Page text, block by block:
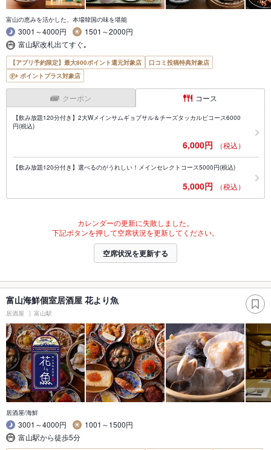
富山の恵みを活かした、本場韓国の味を堪能
3001～4000円
1501～2000円
富山駅改札出てすぐ｡
【アプリ予約限定】最大800ポイント還元対象店
口コミ投稿特典対象店
ポイントプラス対象店
クーポン コース
【飲み放題120分付き】2大Wメインサムギョプサル＆チーズタッカルビコース6000
円(税込)
6,000円 （税込）
【飲み放題120分付き】選べるのがうれしい！メインセレクトコース5000円(税込)
5,000円 （税込）
カレンダーの更新に失敗しました。
下記ボタンを押して空席状況を更新してください。
空席状況を更新する
富山海鮮個室居酒屋 花より魚
居酒屋 富山駅
居酒屋/海鮮
3001～4000円
1001～1500円
富山駅から徒歩5分